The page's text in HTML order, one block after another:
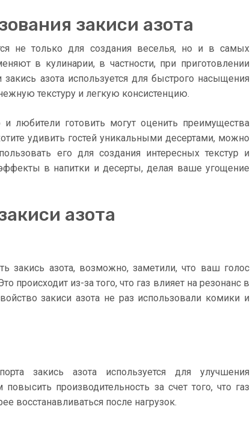
закиси азота
не только для создания веселья, но и в самых
в кулинарии, в частности, при приготовлении
азота используется для быстрого насыщения
текстуру и легкую консистенцию.
любители готовить могут оценить преимущества
удивить гостей уникальными десертами, можно
его для создания интересных текстур и
в напитки и десерты, делая ваше угощение
азота
закись азота, возможно, заметили, что ваш голос
происходит из-за того, что газ влияет на резонанс в
закиси азота не раз использовали комики и
закись азота используется для улучшения
производительность за счет того, что газ
восстанавливаться после нагрузок.